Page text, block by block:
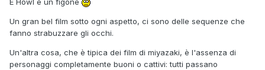
E Howl è un figone
Un gran bel film sotto ogni aspetto, ci sono delle sequenze che
fanno strabuzzare gli occhi.
Un'altra cosa, che è tipica dei film di miyazaki, è l'assenza di
personaggi completamente buoni o cattivi: tutti passano